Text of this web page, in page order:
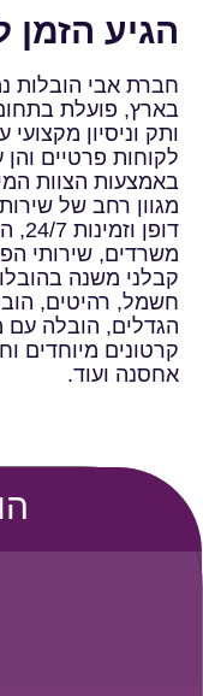
הגיע הזמן
חברת אבי הובלות
בארץ, פועלת
ותק וניסיון
לקוחות פרטיים
באמצעות הצוות
מגוון רחב של
משרדים, שירותי
קבלני משנה
חשמל, רהיטים,
הגדלים, הובלה עם
קרטונים מיוחדים
אחסנה ועוד.